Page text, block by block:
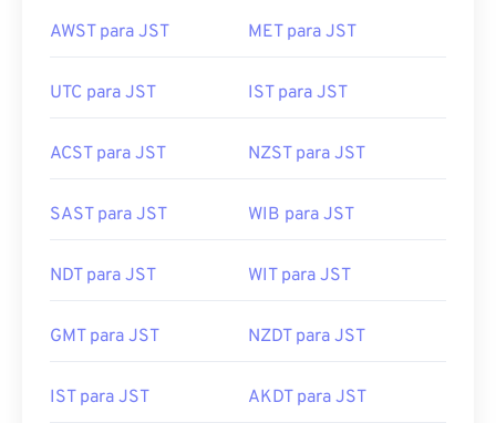
AWST para JST MET para JST
UTC para JST IST para JST
ACST para JST NZST para JST
SAST para JST WIB para JST
NDT para JST WIT para JST
GMT para JST NZDT para JST
IST para JST AKDT para JST